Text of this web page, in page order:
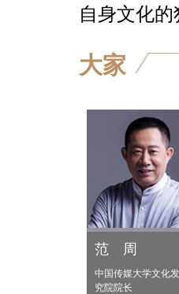
自身文化的
大家
范 周
中国传媒大学文化
究院院长